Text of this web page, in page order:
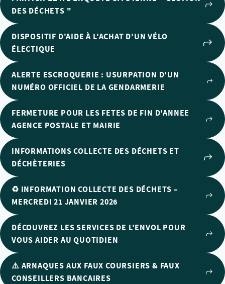
DES DÉCHETS "
DISPOSITIF D'AIDE À L'ACHAT D'UN VÉLO
ÉLECTIQUE
ALERTE ESCROQUERIE : USURPATION D'UN
NUMÉRO OFFICIEL DE LA GENDARMERIE
FERMETURE POUR LES FETES DE FIN D'ANNEE
AGENCE POSTALE ET MAIRIE
INFORMATIONS COLLECTE DES DÉCHETS ET
DÉCHÈTERIES
♻️ INFORMATION COLLECTE DES DÉCHETS –
MERCREDI 21 JANVIER 2026
DÉCOUVREZ LES SERVICES DE L'ENVOL POUR
VOUS AIDER AU QUOTIDIEN
⚠️ ARNAQUES AUX FAUX COURSIERS & FAUX
CONSEILLERS BANCAIRES